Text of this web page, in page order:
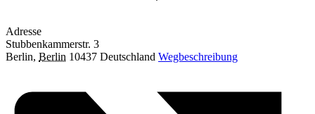
Adresse
Stubbenkammerstr. 3
Berlin, Berlin 10437 Deutschland Wegbeschreibung